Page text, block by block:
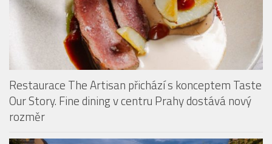
Restaurace The Artisan přichází s konceptem Taste
Our Story. Fine dining v centru Prahy dostává nový